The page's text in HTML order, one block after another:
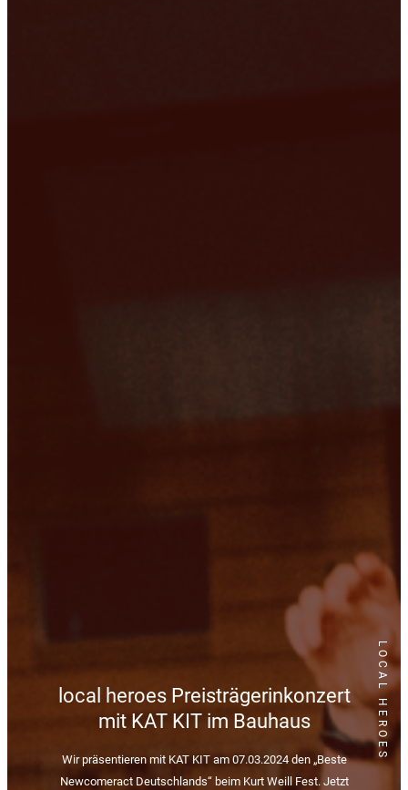
LOCAL HEROES
local heroes Preisträgerinkonzert
mit KAT KIT im Bauhaus
Wir präsentieren mit KAT KIT am 07.03.2024 den „Beste
Newcomeract Deutschlands“ beim Kurt Weill Fest. Jetzt